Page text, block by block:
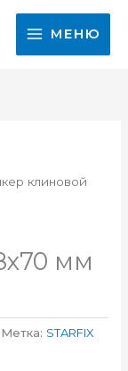
МЕНЮ
клиновой
мм
Метка: STARFIX